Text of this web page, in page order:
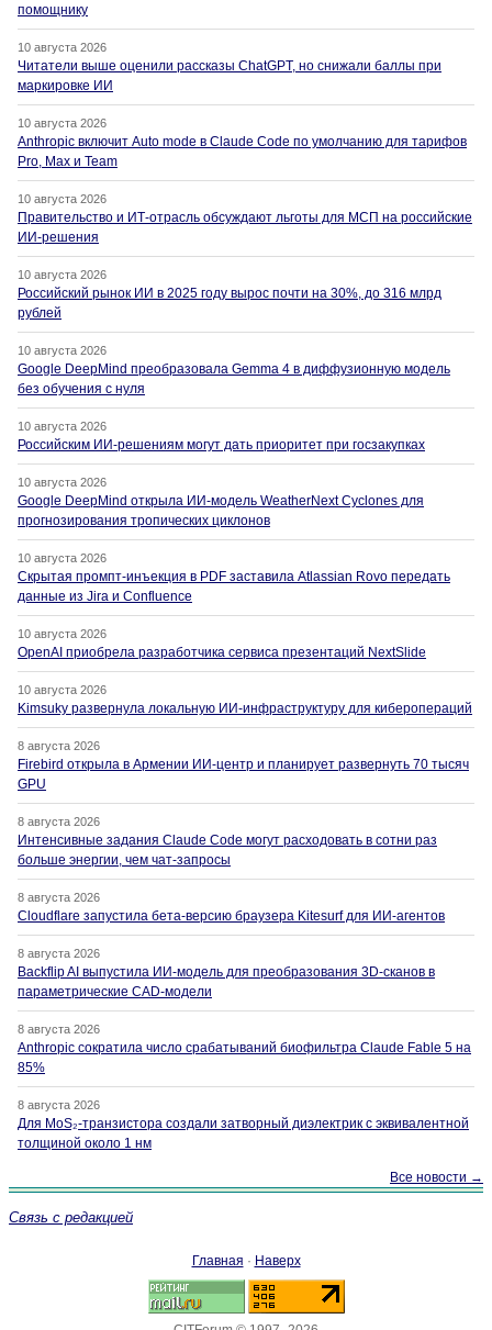
помощнику
10 августа 2026
Читатели выше оценили рассказы ChatGPT, но снижали баллы при
маркировке ИИ
10 августа 2026
Anthropic включит Auto mode в Claude Code по умолчанию для тарифов
Pro, Max и Team
10 августа 2026
Правительство и ИТ-отрасль обсуждают льготы для МСП на российские
ИИ-решения
10 августа 2026
Российский рынок ИИ в 2025 году вырос почти на 30%, до 316 млрд
рублей
10 августа 2026
Google DeepMind преобразовала Gemma 4 в диффузионную модель
без обучения с нуля
10 августа 2026
Российским ИИ-решениям могут дать приоритет при госзакупках
10 августа 2026
Google DeepMind открыла ИИ-модель WeatherNext Cyclones для
прогнозирования тропических циклонов
10 августа 2026
Скрытая промпт-инъекция в PDF заставила Atlassian Rovo передать
данные из Jira и Confluence
10 августа 2026
OpenAI приобрела разработчика сервиса презентаций NextSlide
10 августа 2026
Kimsuky развернула локальную ИИ-инфраструктуру для киберопераций
8 августа 2026
Firebird открыла в Армении ИИ-центр и планирует развернуть 70 тысяч
GPU
8 августа 2026
Интенсивные задания Claude Code могут расходовать в сотни раз
больше энергии, чем чат-запросы
8 августа 2026
Cloudflare запустила бета-версию браузера Kitesurf для ИИ-агентов
8 августа 2026
Backflip AI выпустила ИИ-модель для преобразования 3D-сканов в
параметрические CAD-модели
8 августа 2026
Anthropic сократила число срабатываний биофильтра Claude Fable 5 на
85%
8 августа 2026
Для MoS₂-транзистора создали затворный диэлектрик с эквивалентной
толщиной около 1 нм
Все новости →
Связь с редакцией
Главная · Наверх